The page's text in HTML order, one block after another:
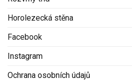
Horolezecká stěna
Facebook
Instagram
Ochrana osobních údajů